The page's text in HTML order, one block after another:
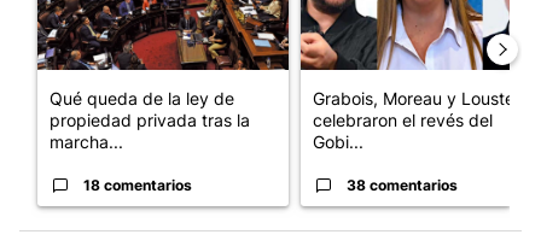
Qué queda de la ley de
propiedad privada tras la
marcha...
18 comentarios
Grabois, Moreau y Lousteau
celebraron el revés del
Gobi...
38 comentarios